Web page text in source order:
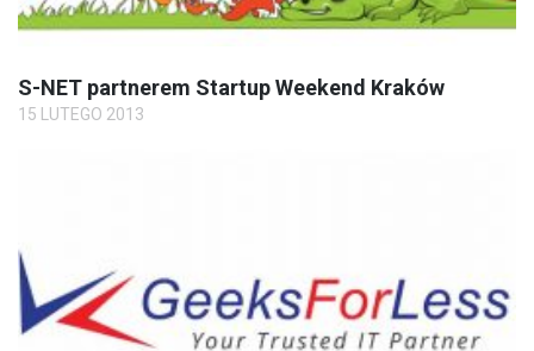
S-NET partnerem Startup Weekend Kraków
15 LUTEGO 2013